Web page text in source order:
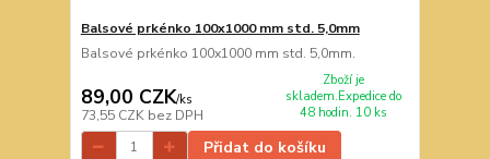
Balsové prkénko 100x1000 mm std. 5,0mm
Balsové prkénko 100x1000 mm std. 5,0mm.
89,00 CZK/ks
73,55 CZK bez DPH
Zboží je
skladem.Expedice do
48 hodin. 10 ks
Přidat do košíku